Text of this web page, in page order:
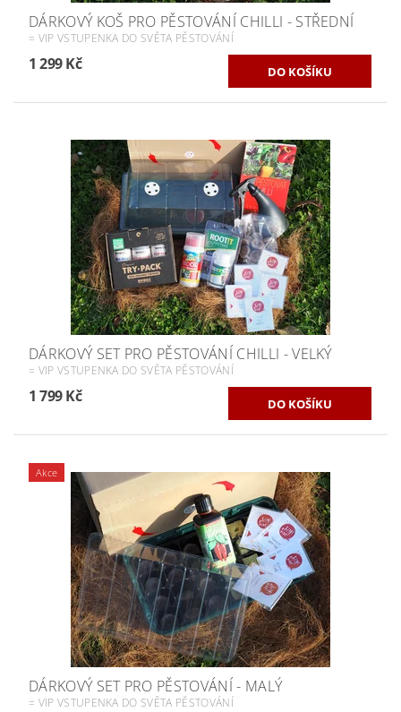
DÁRKOVÝ KOŠ PRO PĚSTOVÁNÍ CHILLI - STŘEDNÍ
= VIP VSTUPENKA DO SVĚTA PĚSTOVÁNÍ
1 299 Kč
DÁRKOVÝ SET PRO PĚSTOVÁNÍ CHILLI - VELKÝ
= VIP VSTUPENKA DO SVĚTA PĚSTOVÁNÍ
1 799 Kč
Akce
DÁRKOVÝ SET PRO PĚSTOVÁNÍ - MALÝ
= VIP VSTUPENKA DO SVĚTA PĚSTOVÁNÍ